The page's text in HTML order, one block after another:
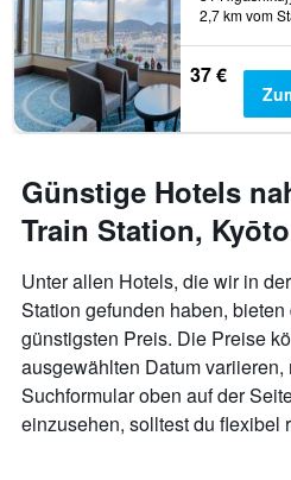
2,7 km vom
37 €
Günstige Hotels
Train Station, Kyōto
Unter allen Hotels, die wir in
Station gefunden haben,
günstigsten Preis. Die Preise
ausgewählten Datum
Suchformular oben auf der
einzusehen, solltest du flexibel